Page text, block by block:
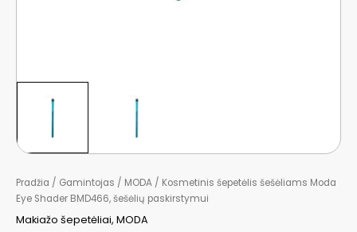
Pradžia / Gamintojas / MODA / Kosmetinis šepetėlis šešėliams Moda
Eye Shader BMD466, šešėlių paskirstymui
Makiažo šepetėliai, MODA